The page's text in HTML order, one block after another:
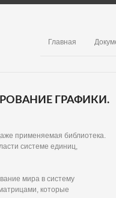
Главная
ГРАФИКИ.
применяемая библиотека.
системе единиц,
мира в систему
которые